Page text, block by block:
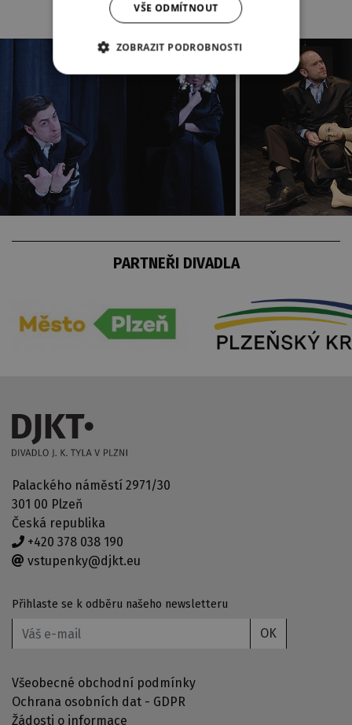
PARTNEŘI DIVADLA
Palackého náměstí 2971/30
301 00 Plzeň
Česká republika
+420 378 038 190
vstupenky@djkt.eu
Přihlaste se k odběru našeho newsletteru
OK
Všeobecné obchodní podmínky
Ochrana osobních dat - GDPR
Žádosti o informace
VŠE ODMÍTNOUT
ZOBRAZIT PODROBNOSTI